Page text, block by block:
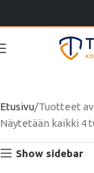
Etusivu Tuotteet
Näytetään kaikki 4
Show sidebar